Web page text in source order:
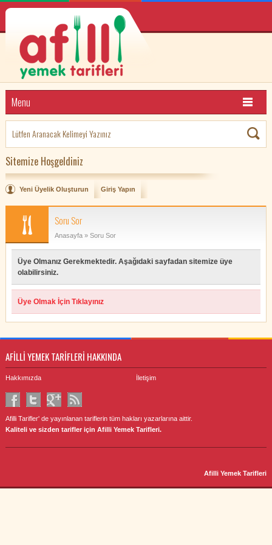
Menu
Sitemize Hoşgeldiniz
Yeni Üyelik Oluşturun Giriş Yapın
Soru Sor
Anasayfa» Soru Sor
Üye Olmanız Gerekmektedir. Aşağıdaki sayfadan sitemize üye
olabilirsiniz.
Üye Olmak İçin Tıklayınız
AFİLLİ YEMEK TARİFLERİ HAKKINDA
Hakkımızda İletişim
Afilli Tarifler' de yayınlanan tariflerin tüm hakları yazarlarına aittir.
Kaliteli ve sizden tarifler için Afilli Yemek Tarifleri.
Afilli Yemek Tarifleri